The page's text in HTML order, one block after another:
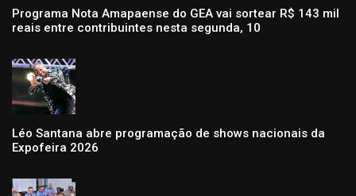
Programa Nota Amapaense do GEA vai sortear R$ 143 mil
reais entre contribuintes nesta segunda, 10
Léo Santana abre programação de shows nacionais da
Expofeira 2026